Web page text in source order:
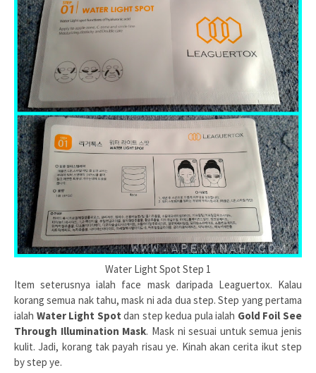
Water Light Spot Step 1
Item seterusnya ialah face mask daripada Leaguertox. Kalau
korang semua nak tahu, mask ni ada dua step. Step yang pertama
ialah Water Light Spotdan step kedua pula ialah Gold Foil See
Through Illumination Mask. Mask ni sesuai untuk semua jenis
kulit. Jadi, korang tak payah risau ye. Kinah akan cerita ikut step
by step ye.